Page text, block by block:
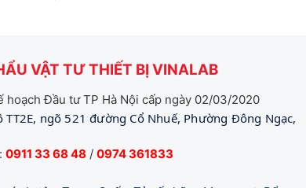
VẬT TƯ THIẾT BỊ VINALAB
hoạch Đầu tư TP Hà Nội cấp ngày 02/03/2020
TT2E, ngõ 521 đường Cổ Nhuế, Phường Đông Ngạc,
0911 33 68 48 / 0974 361833